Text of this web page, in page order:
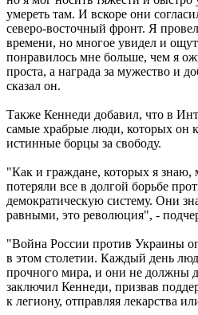
умереть там. И вскоре они
северо-восточный фронт. Я
времени, но многое увидел и
понравилось мне больше, чем я
проста, а награда за мужество и
сказал он.
Также Кеннеди добавил, что в
самые храбрые люди, которых он
истинные борцы за свободу.
"Как и граждане, которых я знаю,
потеряли все в долгой борьбе
демократическую систему. Они
равными, это революция", -
"Война России против Украины
в этом столетии. Каждый день
прочного мира, и они не должны
заключил Кеннеди, призвав
к легиону, отправляя лекарства